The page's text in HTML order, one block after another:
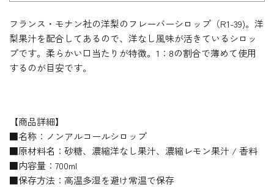
フランス・モナン社の洋梨のフレーバーシロップ（R1-39)。洋
梨果汁を配合してあるので、洋なし風味が活きているシロッ
プです。柔らかい口当たりが特徴。1：8の割合で薄めて使用
するのが目安です。
【商品詳細】
■名称：ノンアルコールシロップ
■原材料名：砂糖、濃縮洋なし果汁、濃縮レモン果汁 / 香料
■内容量：700ml
■保存方法：高温多湿を避け常温で保存